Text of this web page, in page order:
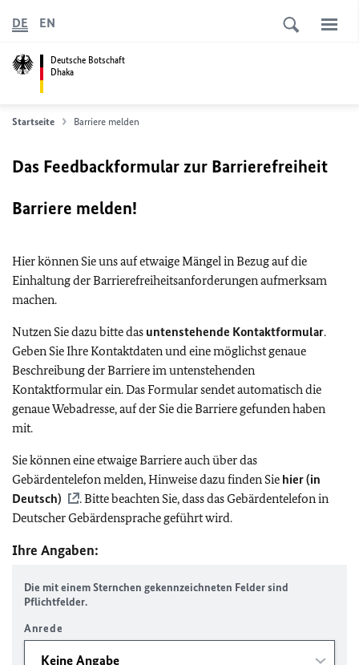
Deutsche Botschaft
Dhaka
DE EN
Startseite Barriere melden
Das Feedbackformular zur Barrierefreiheit
Barriere melden!
Hier können Sie uns auf etwaige Mängel in Bezug auf die
Einhaltung der Barrierefreiheitsanforderungen aufmerksam
machen.
Nutzen Sie dazu bitte das untenstehende Kontaktformular.
Geben Sie Ihre Kontaktdaten und eine möglichst genaue
Beschreibung der Barriere im untenstehenden
Kontaktformular ein. Das Formular sendet automatisch die
genaue Webadresse, auf der Sie die Barriere gefunden haben
mit.
Sie können eine etwaige Barriere auch über das
Gebärdentelefon melden, Hinweise dazu finden Sie hier (in
Deutsch)
. Bitte beachten Sie, dass das Gebärdentelefon in
Deutscher Gebärdensprache geführt wird.
Ihre Angaben:
Die mit einem Sternchen gekennzeichneten Felder sind
Pflichtfelder.
Anrede